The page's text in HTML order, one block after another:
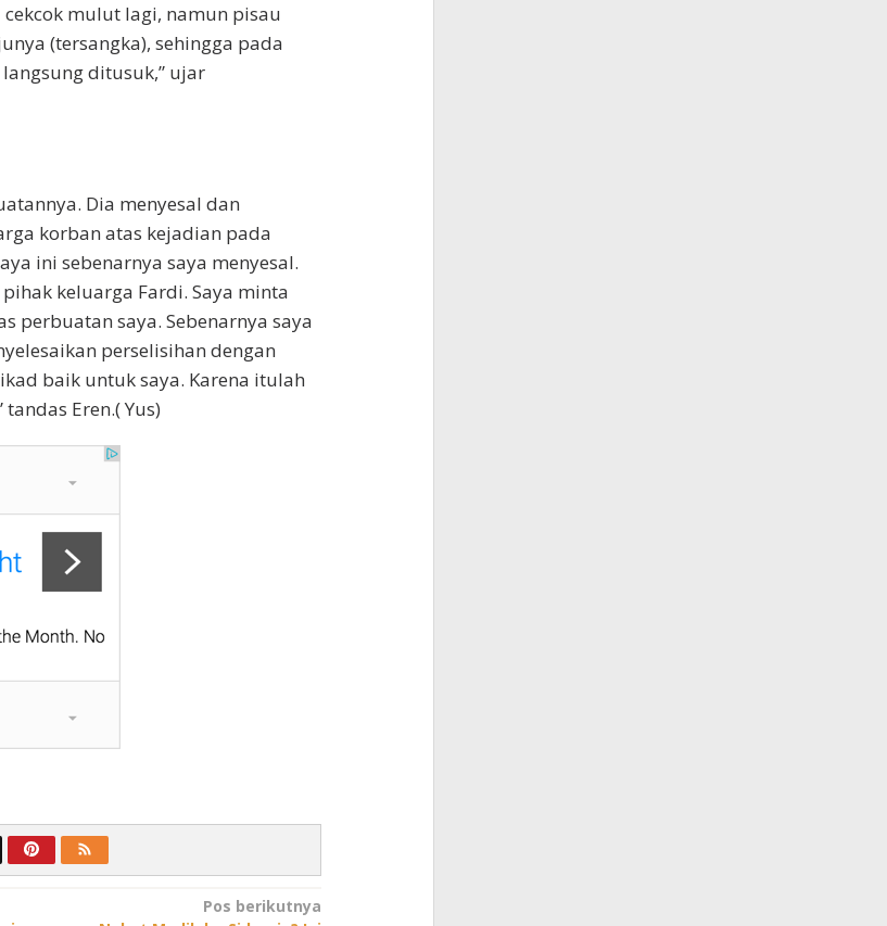
mulut lagi, namun pisau
(tersangka), sehingga pada
ditusuk,” ujar
Dia menyesal dan
korban atas kejadian pada
ini sebenarnya saya menyesal.
keluarga Fardi. Saya minta
perbuatan saya. Sebenarnya saya
perselisihan dengan
baik untuk saya. Karena itulah
Eren.( Yus)
Pos berikutnya